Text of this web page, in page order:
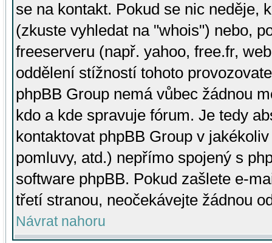
se na kontakt. Pokud se nic neděje,
(zkuste vyhledat na "whois") nebo,
freeserveru (např. yahoo, free.fr,
oddělení stížností tohoto
phpBB Group nemá vůbec žádnou
kdo a kde spravuje fórum. Je tedy
kontaktovat phpBB Group v
pomluvy, atd.) nepřímo spojený s
software phpBB. Pokud zašlete e-
třetí stranou, neočekávejte žádnou
Návrat nahoru